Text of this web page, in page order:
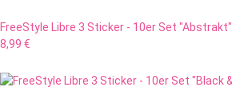
FreeStyle Libre 3 Sticker - 10er Set "Abstrakt"
8,99 €